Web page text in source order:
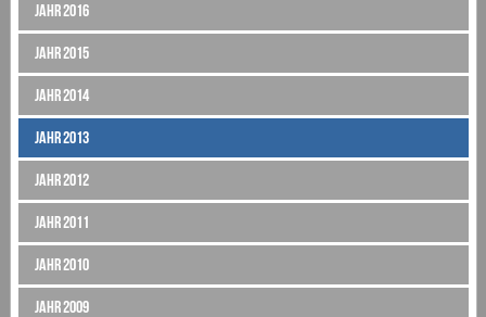
Jahr 2016
Jahr 2015
Jahr 2014
Jahr 2013
Jahr 2012
Jahr 2011
Jahr 2010
Jahr 2009